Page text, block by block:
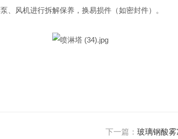
、风机进行拆解保养，换易损件（如密封件）。
下一篇：玻璃钢酸